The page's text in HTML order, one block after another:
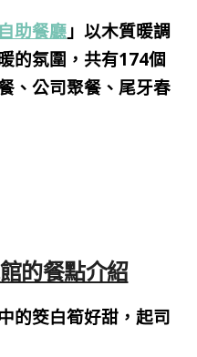
助餐廳 」以木質暖調
的氛圍，共有174個
、公司聚餐、尾牙春
的餐點介紹
的筊白筍好甜，起司